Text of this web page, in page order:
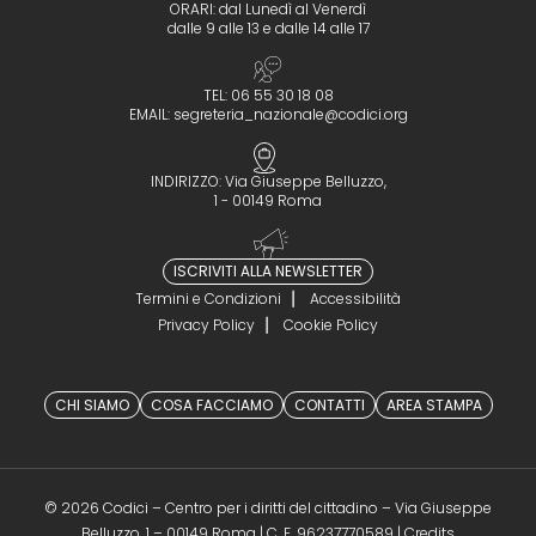
ORARI: dal Lunedì al Venerdì
dalle 9 alle 13 e dalle 14 alle 17
TEL: 06 55 30 18 08
EMAIL: segreteria_nazionale@codici.org
INDIRIZZO: Via Giuseppe Belluzzo,
1 - 00149 Roma
ISCRIVITI ALLA NEWSLETTER
Termini e Condizioni
Accessibilità
Privacy Policy
Cookie Policy
CHI SIAMO COSA FACCIAMO CONTATTI AREA STAMPA
© 2026 Codici – Centro per i diritti del cittadino – Via Giuseppe